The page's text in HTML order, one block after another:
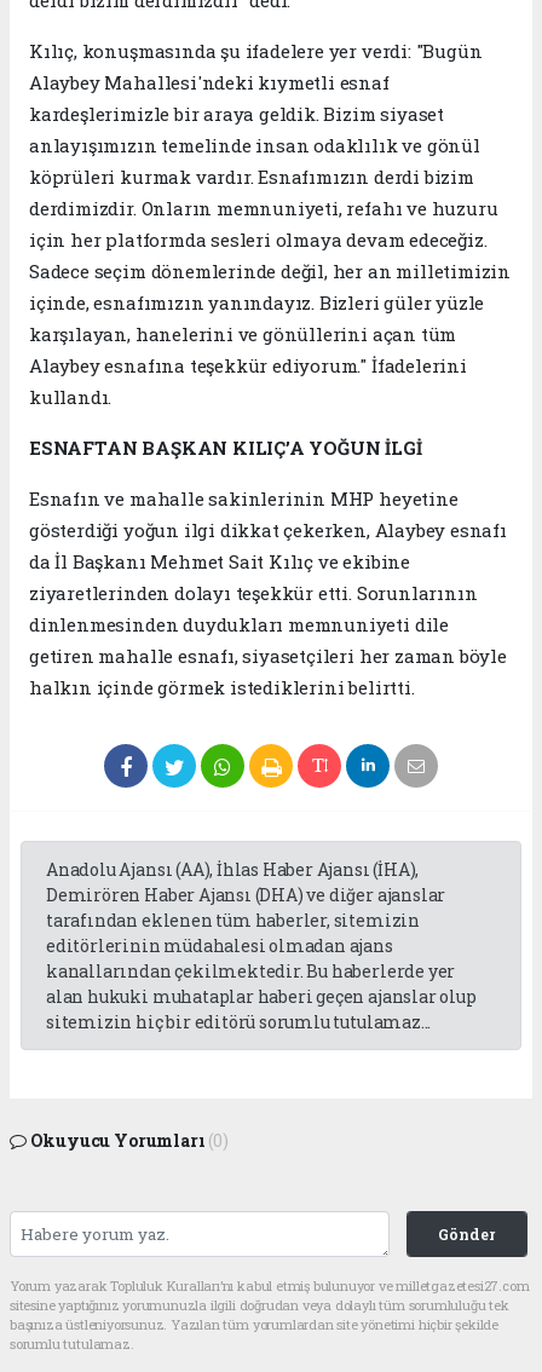
Kılıç, konuşmasında şu ifadelere yer verdi: "Bugün
Alaybey Mahallesi'ndeki kıymetli esnaf
kardeşlerimizle bir araya geldik. Bizim siyaset
anlayışımızın temelinde insan odaklılık ve gönül
köprüleri kurmak vardır. Esnafımızın derdi bizim
derdimizdir. Onların memnuniyeti, refahı ve huzuru
için her platformda sesleri olmaya devam edeceğiz.
Sadece seçim dönemlerinde değil, her an milletimizin
içinde, esnafımızın yanındayız. Bizleri güler yüzle
karşılayan, hanelerini ve gönüllerini açan tüm
Alaybey esnafına teşekkür ediyorum." İfadelerini
kullandı.
ESNAFTAN BAŞKAN KILIÇ’A YOĞUN İLGİ
Esnafın ve mahalle sakinlerinin MHP heyetine
gösterdiği yoğun ilgi dikkat çekerken, Alaybey esnafı
da İl Başkanı Mehmet Sait Kılıç ve ekibine
ziyaretlerinden dolayı teşekkür etti. Sorunlarının
dinlenmesinden duydukları memnuniyeti dile
getiren mahalle esnafı, siyasetçileri her zaman böyle
halkın içinde görmek istediklerini belirtti.
Anadolu Ajansı (AA), İhlas Haber Ajansı (İHA),
Demirören Haber Ajansı (DHA) ve diğer ajanslar
tarafından eklenen tüm haberler, sitemizin
editörlerinin müdahalesi olmadan ajans
kanallarından çekilmektedir. Bu haberlerde yer
alan hukuki muhataplar haberi geçen ajanslar olup
sitemizin hiç bir editörü sorumlu tutulamaz...
Okuyucu Yorumları (0)
Gönder
Yorum yazarak Topluluk Kuralları’nı kabul etmiş bulunuyor ve milletgazetesi27.com
sitesine yaptığınız yorumunuzla ilgili doğrudan veya dolaylı tüm sorumluluğu tek
başınıza üstleniyorsunuz. Yazılan tüm yorumlardan site yönetimi hiçbir şekilde
sorumlu tutulamaz.